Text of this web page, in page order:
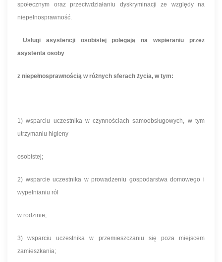
społecznym oraz przeciwdziałaniu dyskryminacji ze względy na
niepełnosprawność.
Usługi asystencji osobistej polegają na wspieraniu przez
asystenta osoby
z niepełnosprawnością w różnych sferach życia, w tym:
1) wsparciu uczestnika w czynnościach samoobsługowych, w tym
utrzymaniu higieny
osobistej;
2) wsparcie uczestnika w prowadzeniu gospodarstwa domowego i
wypełnianiu ról
w rodzinie;
3) wsparciu uczestnika w przemieszczaniu się poza miejscem
zamieszkania;